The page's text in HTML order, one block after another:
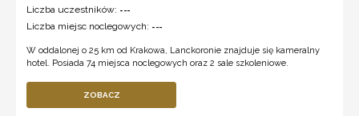
Liczba uczestników: ---
Liczba miejsc noclegowych: ---
W oddalonej o 25 km od Krakowa, Lanckoronie znajduje się kameralny
hotel. Posiada 74 miejsca noclegowych oraz 2 sale szkoleniowe.
ZOBACZ